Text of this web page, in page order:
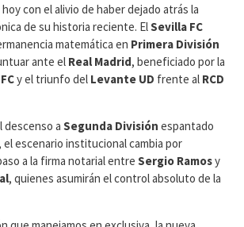
con el alivio de haber dejado atrás la
de su historia reciente. ElSevilla FC
matemática en Primera División
ante el Real Madrid, beneficiado por la
y el triunfo del Levante UD frente al RCD
descenso a Segunda División espantado
escenario institucional cambia por
a la firma notarial entre Sergio Ramosy
, quienes asumirán el control absoluto de la